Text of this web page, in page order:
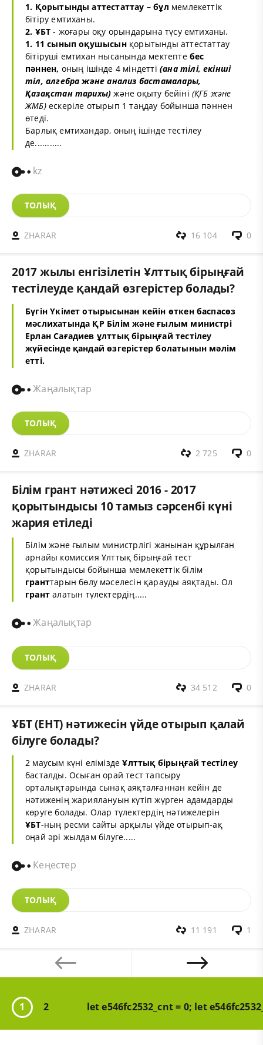
1. Қорытынды аттестаттау – бұл мемлекеттік
бітіру емтиханы.
2. ҰБТ - жоғары оқу орындарына түсу емтиханы.
1. 11 сынып оқушысын қорытынды аттестаттау
бітіруші емтихан нысанында мектепте бес
пәннен, оның ішінде 4 міндетті (ана тілі, екінші
тіл, алгебра және анализ бастамалары,
Қазақстан тарихы) және оқыту бейіні (ҚГБ және
ЖМБ) ескеріле отырып 1 таңдау бойынша пәннен
өтеді.
Барлық емтихандар, оның ішінде тестілеу
де...........
kz
ТОЛЫҚ
ZHARAR 0
16 104
2017 жылы енгізілетін Ұлттық бірыңғай
тестілеуде қандай өзгерістер болады?
Бүгiн Үкiмет отырысынан кейiн өткен баспасөз
мәслихатында ҚР Бiлiм және ғылым министрi
Ерлан Сағадиев ұлттық бiрыңғай тестiлеу
жүйесiнде қандай өзгерiстер болатынын мәлiм
еттi.
Жаңалықтар
ТОЛЫҚ
ZHARAR 0
2 725
Білім грант нәтижесі 2016 - 2017
қорытындысы 10 тамыз сәрсенбі күні
жария етіледі
Білім және ғылым министрлігі жанынан құрылған
арнайы комиссия Ұлттық бірыңғай тест
қорытындысы бойынша мемлекеттік білім
гранттарын бөлу мәселесін қарауды аяқтады. Ол
гранталатын түлектердің.....
Жаңалықтар
ТОЛЫҚ
ZHARAR 0
34 512
ҰБТ (ЕНТ) нәтижесін үйде отырып қалай
білуге болады?
2 маусым күні еліміздеҰлттық бірыңғай тестілеу
басталды. Осыған орай тест тапсыру
орталықтарында сынақ аяқталғаннан кейін де
нәтиженің жариялануын күтіп жүрген адамдарды
көруге болады. Олар түлектердің нәтижелерін
ҰБТ-ның ресми сайты арқылы үйде отырып-ақ
оңай әрі жылдам білуге.....
Кеңестер
ТОЛЫҚ
ZHARAR 1
11 191
1 2